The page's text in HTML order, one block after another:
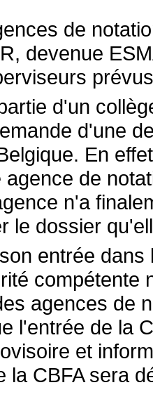
de
devenue
d'un
d'une
En
agence de
n'a
le dossier
entrée
compétente
agences de
l'entrée de la
et
la CBFA sera